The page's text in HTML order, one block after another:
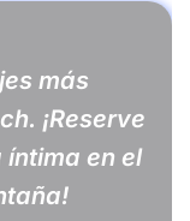
más
¡Reserve
íntima en el